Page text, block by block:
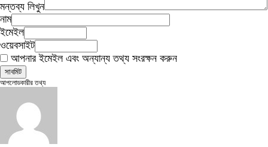
মন্তব্য লিখুন
নাম
ইমেইল
ওয়েবসাইট
আপনার ইমেইল এবং অন্যান্য তথ্য সংরক্ষন করুন
আপলোডকারীর তথ্য